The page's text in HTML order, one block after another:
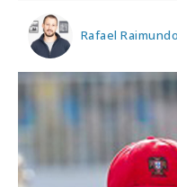
Rafael Raimundo